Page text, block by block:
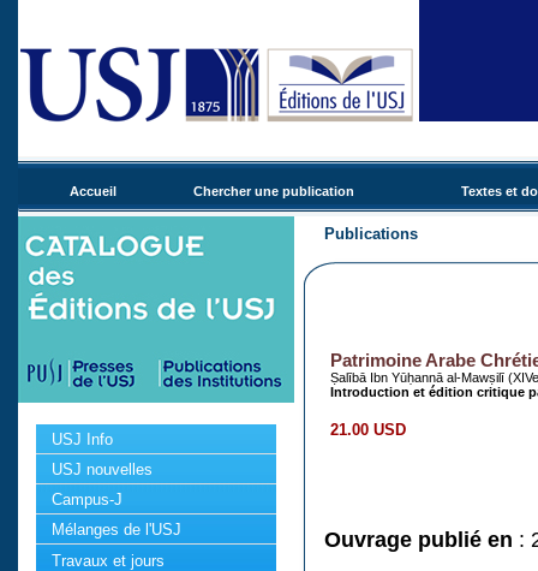
Accueil Chercher une publication Textes et
USJ Info
USJ nouvelles
Campus-J
Mélanges de l'USJ
Travaux et jours
Publications
Patrimoine Arabe
Ṣalībā Ibn Yūḥannā al-Mawṣilī
Introduction et édition critique
21.00 USD
Ouvrage publié en :